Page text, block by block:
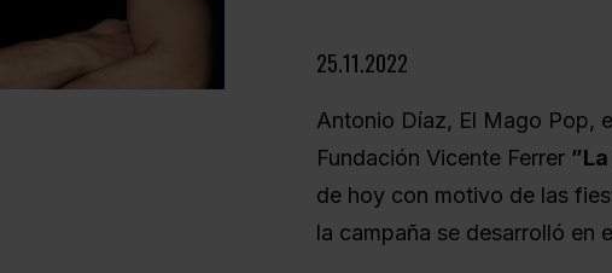
25.11.2022
Antonio Díaz, El Mago Pop,
Fundación Vicente Ferrer
de hoy con motivo de las
la campaña se desarrolló en